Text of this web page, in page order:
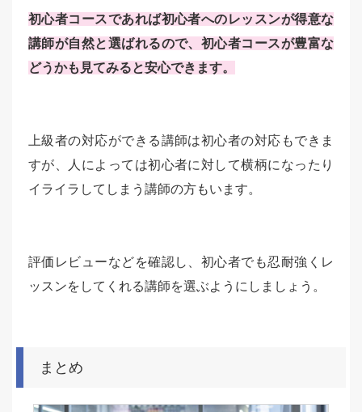
初心者コースであれば初心者へのレッスンが得意な
講師が自然と選ばれるので、初心者コースが豊富な
どうかも見てみると安心できます。
上級者の対応ができる講師は初心者の対応もできま
すが、人によっては初心者に対して横柄になったり
イライラしてしまう講師の方もいます。
評価レビューなどを確認し、初心者でも忍耐強くレ
ッスンをしてくれる講師を選ぶようにしましょう。
まとめ